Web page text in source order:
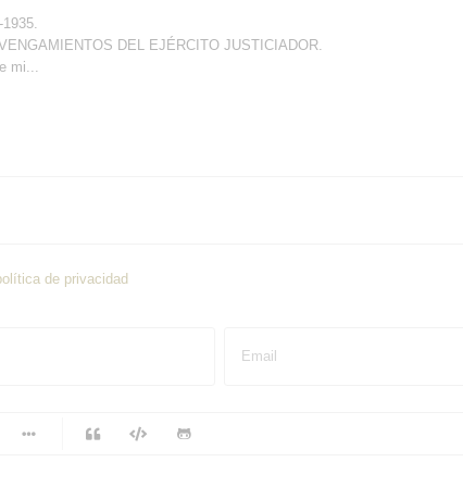
DEL EJÉRCITO JUSTICIADOR.
mi...
de privacidad
Email